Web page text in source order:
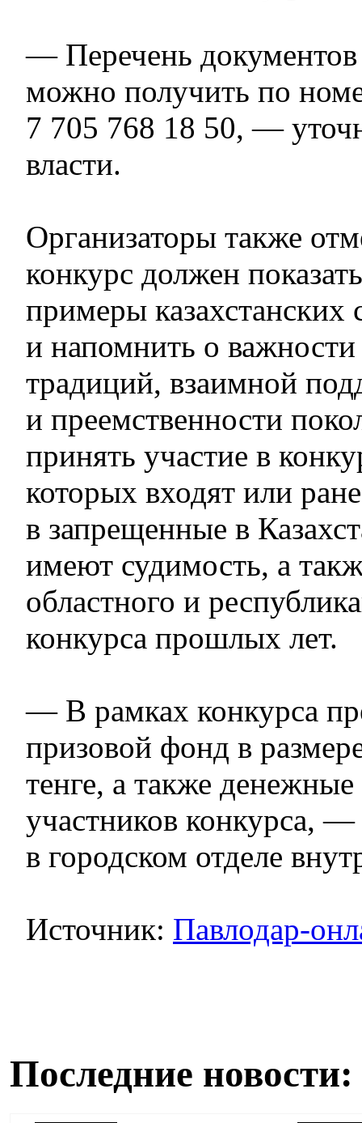
— Перечень
можно получить по
7 705 768 18 50, —
власти.
Организаторы также
конкурс должен
примеры казахстанских
и напомнить о важности
традиций, взаимной
и преемственности
принять участие в
которых входят или
в запрещенные в
имеют судимость, а
областного и
конкурса прошлых лет.
— В рамках конкурса
призовой фонд в
тенге, а также
участников конкурса,
в городском отделе
Источник: Павлодар-
Последние новости: